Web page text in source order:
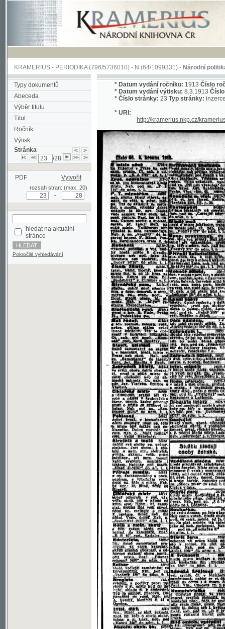
KRAMERIUS-PERIODIKA(796/5736010) -N(64/1099331) -Národní politika(1/
Typy dokumentů
Abeceda
Výběr titulu
Titul
Ročník
Výtisk
Stránka
PDF Vytvořit
rozsah stran: (max. 20)
stránce
Pokročilé vyhledávání
Datum vydání výtisku:8.3.1913Číslo
Číslo stránky:23Typ stránky:inzerce
http://kramerius.nkp.cz/kramerius/